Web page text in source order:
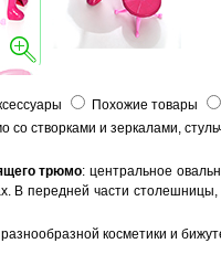
Похожие товары
со створками и зеркалами,
трюмо: центральное
В передней части
косметики и